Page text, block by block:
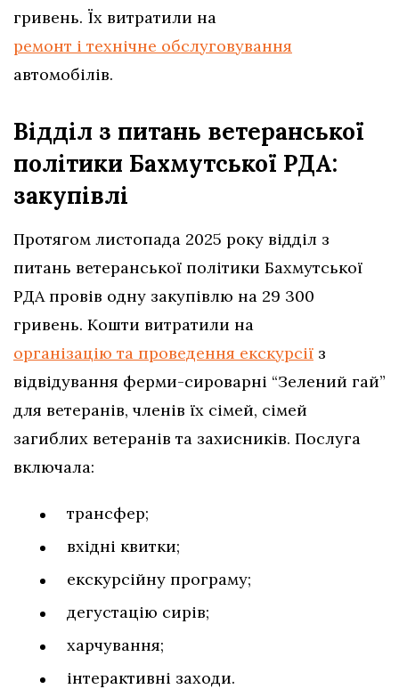
гривень. Їх витратили на
ремонт і технічне обслуговування
автомобілів.
Відділ з питань ветеранської
політики Бахмутської РДА:
закупівлі
Протягом листопада 2025 року відділ з
питань ветеранської політики Бахмутської
РДА провів одну закупівлю на 29 300
гривень. Кошти витратили на
організацію та проведення екскурсії з
відвідування ферми-сироварні “Зелений гай”
для ветеранів, членів їх сімей, сімей
загиблих ветеранів та захисників. Послуга
включала:
трансфер;
вхідні квитки;
екскурсійну програму;
дегустацію сирів;
харчування;
інтерактивні заходи.